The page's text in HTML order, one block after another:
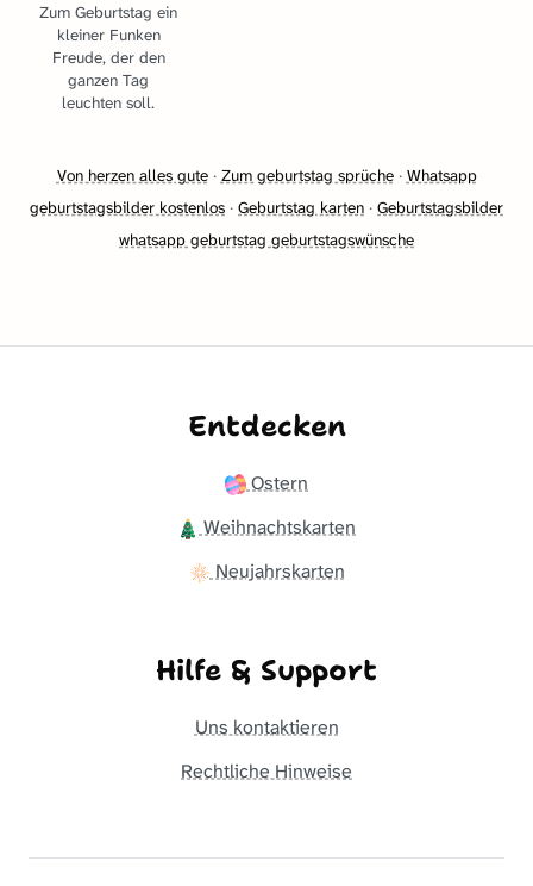
Zum Geburtstag ein
kleiner Funken
Freude, der den
ganzen Tag
leuchten soll.
Von herzen alles gute· Zum geburtstag sprüche· Whatsapp
geburtstagsbilder kostenlos · Geburtstag karten · Geburtstagsbilder
whatsapp geburtstag geburtstagswünsche
Entdecken
Ostern
Weihnachtskarten
Neujahrskarten
Hilfe & Support
Uns kontaktieren
Rechtliche Hinweise